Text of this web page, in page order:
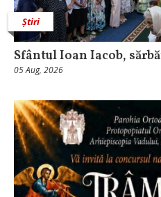
Știri
Sfântul Ioan Iacob,
05 Aug, 2026